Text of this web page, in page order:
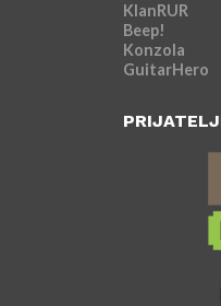
KlanRUR
Beep!
Konzola
GuitarHero